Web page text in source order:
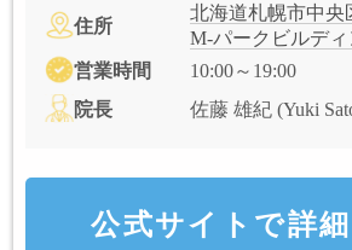
住所
北海道札幌市中央
M-パークビルデ
営業時間
10:00～19:00
院長
佐藤 雄紀 (Yuki
公式サイトで詳